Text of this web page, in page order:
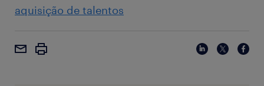
aquisição de talentos